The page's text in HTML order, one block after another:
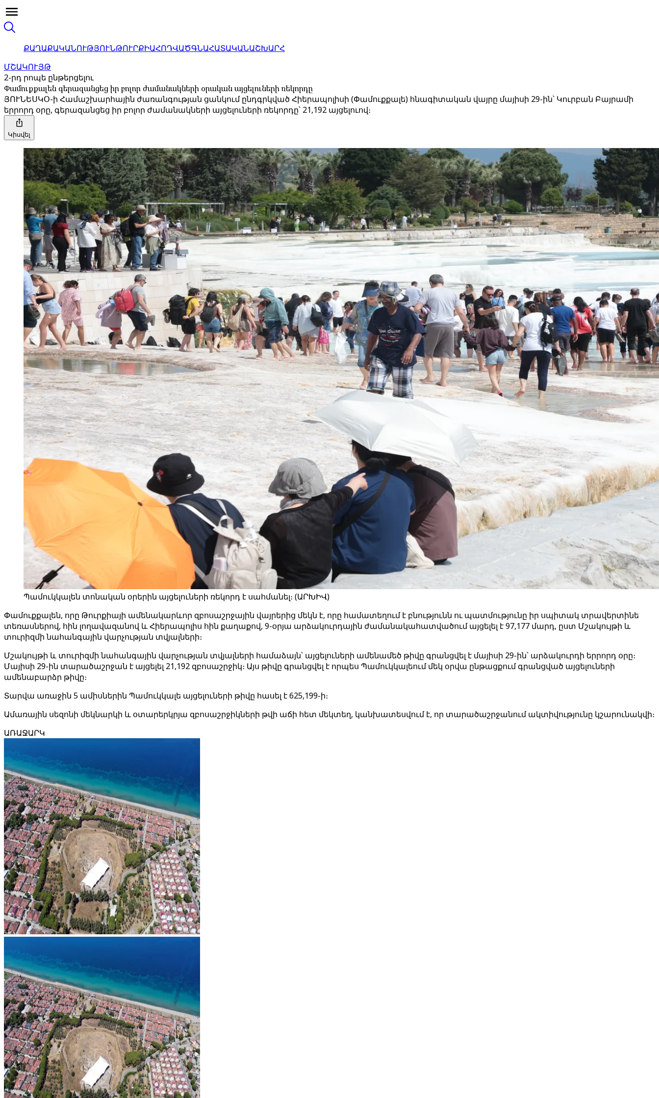
ՔԱՂԱՔԱԿԱՆՈՒԹՅՈՒՆԹՈՒՐՔԻԱՀՈԴՎԱԾԳՆԱՀԱՏԱԿԱՆԱՇԽԱՐՀ
ՄՇԱԿՈՒՅԹ
2-րդ րոպե ընթերցելու
Փամուքքալեն գերազանցեց իր բոլոր ժամանակների օրական այցելուների ռեկորդը
ՅՈՒՆԵՍԿՕ-ի Համաշխարհային ժառանգության ցանկում ընդգրկված Հիերապոլիսի (Փամուքքալե) հնագիտական ​​վայրը մայիսի 29-ին՝ Կուրբան Բայրամի
երրորդ օրը, գերազանցեց իր բոլոր ժամանակների այցելուների ռեկորդը՝ 21,192 այցելուով։
Կիսվել
Պամուկկալեն տոնական օրերին այցելուների ռեկորդ է սահմանել։ (ԱՐԽԻՎ)
Փամուքքալեն, որը Թուրքիայի ամենակարևոր զբոսաշրջային վայրերից մեկն է, որը համատեղում է բնությունն ու պատմությունը իր սպիտակ տրավերտինե
տեռասներով, հին լողավազանով և Հիերապոլիս հին քաղաքով, 9-օրյա արձակուրդային ժամանակահատվածում այցելել է 97,177 մարդ, ըստ Մշակույթի և
տուրիզմի նահանգային վարչության տվյալների։
Մշակույթի և տուրիզմի նահանգային վարչության տվյալների համաձայն՝ այցելուների ամենամեծ թիվը գրանցվել է մայիսի 29-ին՝ արձակուրդի երրորդ օրը։
Մայիսի 29-ին տարածաշրջան է այցելել 21,192 զբոսաշրջիկ։ Այս թիվը գրանցվել է որպես Պամուկկալեում մեկ օրվա ընթացքում գրանցված այցելուների
ամենաբարձր թիվը։
Տարվա առաջին 5 ամիսներին Պամուկկալե այցելուների թիվը հասել է 625,199-ի։
Ամառային սեզոնի մեկնարկի և օտարերկրյա զբոսաշրջիկների թվի աճի հետ մեկտեղ, կանխատեսվում է, որ տարածաշրջանում ակտիվությունը կշարունակվի։
ԱՌԱՋԱՐԿ